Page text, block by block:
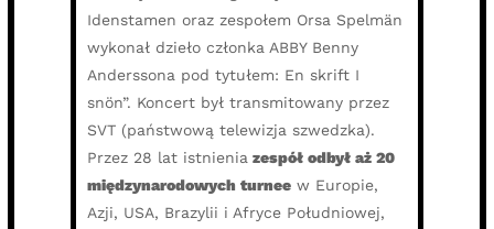
Idenstamen oraz zespołem Orsa Spelmän
wykonał dzieło członka ABBY Benny
Anderssona pod tytułem: En skrift I
snön”. Koncert był transmitowany przez
SVT (państwową telewizja szwedzka).
Przez 28 lat istnienia zespół odbył aż 20
międzynarodowych turnee w Europie,
Azji, USA, Brazylii i Afryce Południowej,